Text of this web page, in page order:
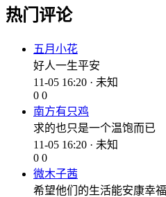
热门评论
五月小花
好人一生平安
11-05 16:20 · 未知
0 0
南方有只鸡
求的也只是一个温饱而已
11-05 16:20 · 未知
0 0
微木子茜
希望他们的生活能安康幸福